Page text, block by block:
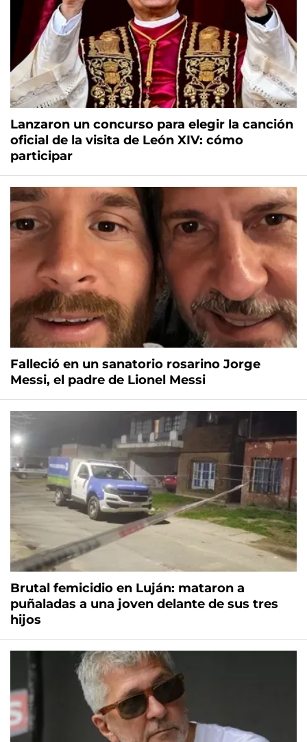
Lanzaron un concurso para elegir la canción
oficial de la visita de León XIV: cómo
participar
Falleció en un sanatorio rosarino Jorge
Messi, el padre de Lionel Messi
Brutal femicidio en Luján: mataron a
puñaladas a una joven delante de sus tres
hijos